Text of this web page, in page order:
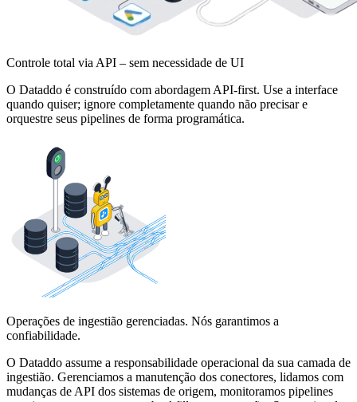
Controle total via API – sem necessidade de UI
O Dataddo é construído com abordagem API-first. Use a interface
quando quiser; ignore completamente quando não precisar e
orquestre seus pipelines de forma programática.
Operações de ingestião gerenciadas. Nós garantimos a
confiabilidade.
O Dataddo assume a responsabilidade operacional da sua camada de
ingestião. Gerenciamos a manutenção dos conectores, lidamos com
mudanças de API dos sistemas de origem, monitoramos pipelines